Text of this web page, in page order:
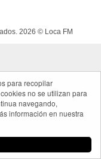
para recopilar
no se utilizan para
navegando,
información en nuestra
2026 © Loca FM